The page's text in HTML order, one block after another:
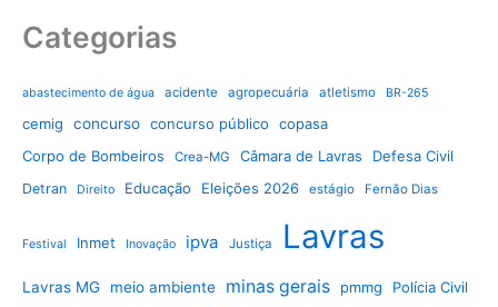
Categorias
abastecimento de água acidente agropecuária atletismo BR-265
cemig concurso concurso público
copasa
Corpo de Bombeiros
Crea-MG Câmara de Lavras Defesa Civil
Detran Direito Educação Eleições 2026 estágio Fernão Dias
Festival Inmet Inovação ipva Justiça Lavras
Lavras MG meio ambiente minas gerais pmmg Polícia Civil